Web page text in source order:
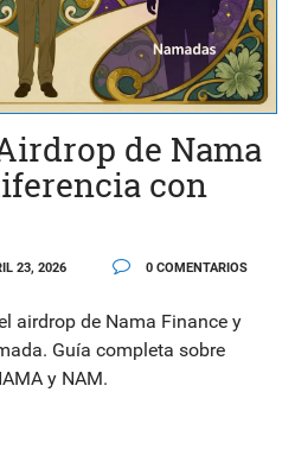
de Nama
con
23, 2026 0 COMENTARIOS
airdrop de Nama Finance y
Guía completa sobre
y NAM.